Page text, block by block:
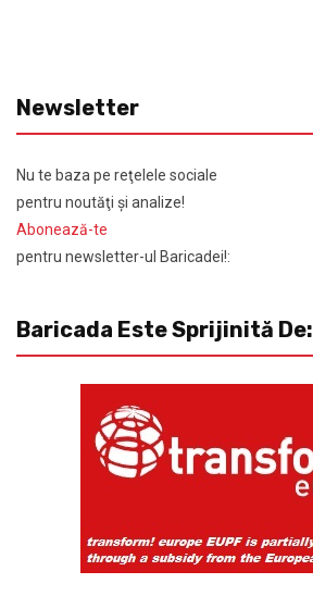
Newsletter
Nu te baza pe reţelele sociale
pentru noutăţi şi analize!
Abonează-te
pentru newsletter-ul Baricadei!:
Baricada Este Sprijinită De: